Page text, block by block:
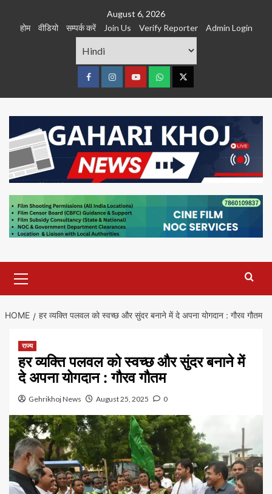
August 6, 2026
होम
वीडियो सम्पर्क करें Join Us Verify Reporter Admin Login
FacebookInstagramyoutubeWhatsTwitter
Menu
HOME हर व्यक्ति पलवल को स्वच्छ और सुंदर बनाने में दे अपना योगदान : गौरव गौतम
राज्य
हर व्यक्ति पलवल को स्वच्छ और सुंदर बनाने में
दे अपना योगदान : गौरव गौतम
Gehrikhoj News August 25, 2025 0